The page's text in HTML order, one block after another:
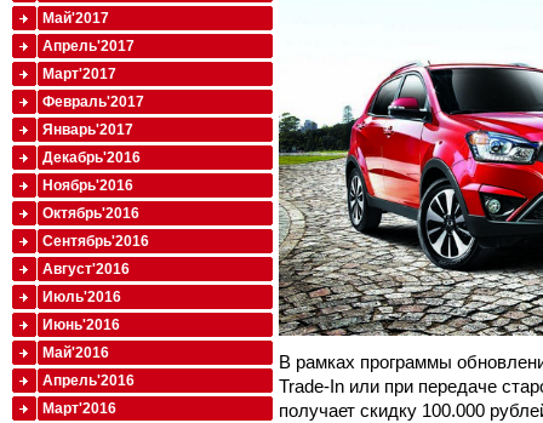
В рамках программы
Trade-In или при передаче
получает скидку 100.000
Май'2017
Апрель'2017
Март'2017
Февраль'2017
Январь'2017
Декабрь'2016
Ноябрь'2016
Октябрь'2016
Сентябрь'2016
Август'2016
Июль'2016
Июнь'2016
Май'2016
Апрель'2016
Март'2016